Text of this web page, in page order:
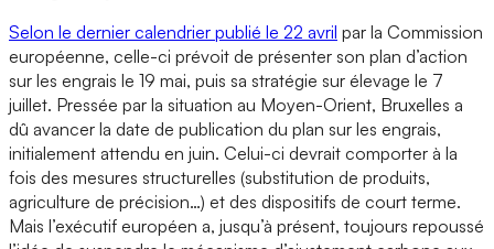
Selon le dernier calendrier publié le 22 avril par la Commission
européenne, celle-ci prévoit de présenter son plan d’action
sur les engrais le 19 mai, puis sa stratégie sur élevage le 7
juillet. Pressée par la situation au Moyen-Orient, Bruxelles a
dû avancer la date de publication du plan sur les engrais,
initialement attendu en juin. Celui-ci devrait comporter à la
fois des mesures structurelles (substitution de produits,
agriculture de précision…) et des dispositifs de court terme.
Mais l’exécutif européen a, jusqu’à présent, toujours repoussé